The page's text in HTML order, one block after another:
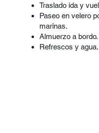
Traslado ida y
Paseo en velero
marinas.
Almuerzo a bordo.
Refrescos y agua.